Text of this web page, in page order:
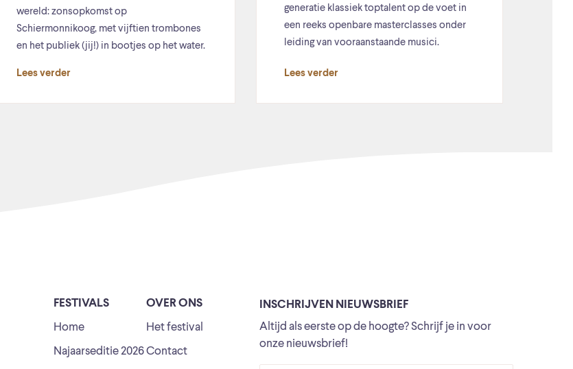
wereld: zonsopkomst op
Schiermonnikoog, met vijftien trombones
en het publiek (jij!) in bootjes op het water.
Lees verder
generatie klassiek toptalent op de voet in
een reeks openbare masterclasses onder
leiding van vooraanstaande musici.
Lees verder
FESTIVALS
Home
Najaarseditie 2026
OVER ONS
Het festival
Contact
INSCHRIJVEN NIEUWSBRIEF
Altijd als eerste op de hoogte? Schrijf je in voor
onze nieuwsbrief!